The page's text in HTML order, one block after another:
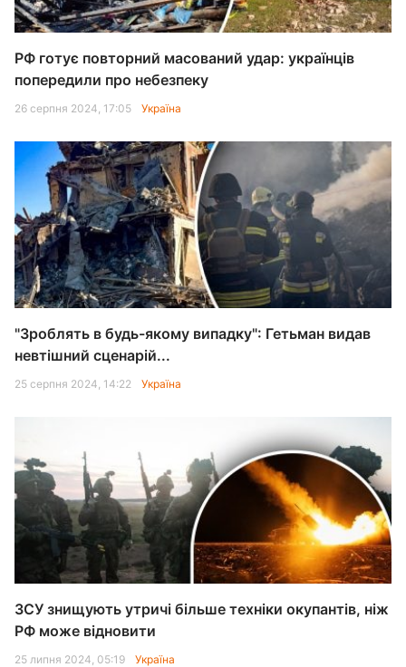
РФ готує повторний масований удар: українців
попередили про небезпеку
26 серпня 2024, 17:05 Україна
"Зроблять в будь-якому випадку": Гетьман видав
невтішний сценарій...
25 серпня 2024, 14:22 Україна
ЗСУ знищують утричі більше техніки окупантів, ніж
РФ може відновити
25 липня 2024, 05:19 Україна